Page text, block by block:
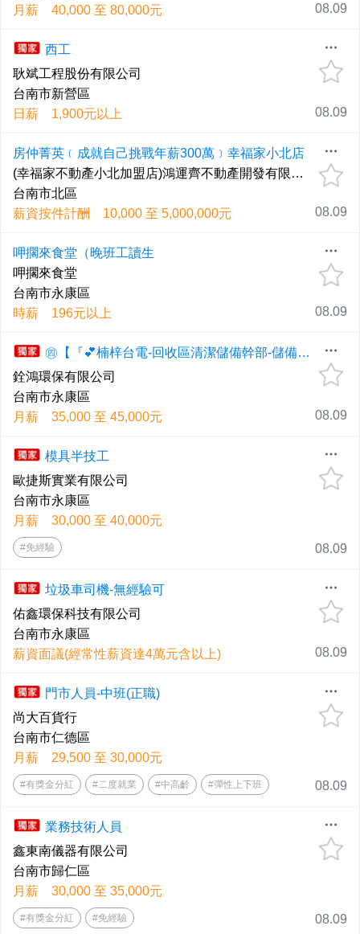
月薪 40,000 至 80,000元
08.09
西工
耿斌工程股份有限公司
台南市新營區
日薪 1,900元以上
08.09
房仲菁英﹝成就自己挑戰年薪300萬﹞幸福家小北店
(幸福家不動產小北加盟店)鴻運齊不動產開發有限公司
台南市北區
薪資按件計酬 10,000 至 5,000,000元
08.09
呷擱來食堂（晚班工讀生
呷擱來食堂
台南市永康區
時薪 196元以上
08.09
㊃【『💕楠梓台電-回收區清潔儲備幹部-儲備幹部💕-►正職人員】工作夥伴《歡迎來電 ✆ 0903-398786 ✆ 預約面試》🌟照勞基法規定📣請攜帶履歷
銓鴻環保有限公司
台南市永康區
月薪 35,000 至 45,000元
08.09
模具半技工
歐捷斯實業有限公司
台南市永康區
月薪 30,000 至 40,000元
#免經驗 08.09
垃圾車司機-無經驗可
佑鑫環保科技有限公司
台南市永康區
薪資面議(經常性薪資達4萬元含以上)
08.09
門市人員-中班(正職)
尚大百貨行
台南市仁德區
月薪 29,500 至 30,000元
#有獎金分紅 #二度就業 #中高齡 #彈性上下班 08.09
業務技術人員
鑫東南儀器有限公司
台南市歸仁區
月薪 30,000 至 35,000元
#有獎金分紅 #免經驗 08.09